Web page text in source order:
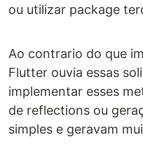
ou utilizar package
Ao contrario do que
Flutter ouvia essas
implementar esses
de reflections ou
simples e geravam